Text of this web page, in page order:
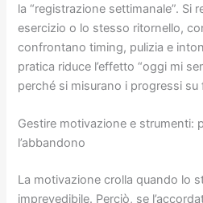
la “registrazione settimanale”. Si
esercizio o lo stesso ritornello,
confrontano timing, pulizia e
pratica riduce l’effetto “oggi mi
perché si misurano i progressi su
Gestire motivazione e strumenti:
l’abbandono
La motivazione crolla quando lo
imprevedibile. Perciò, se